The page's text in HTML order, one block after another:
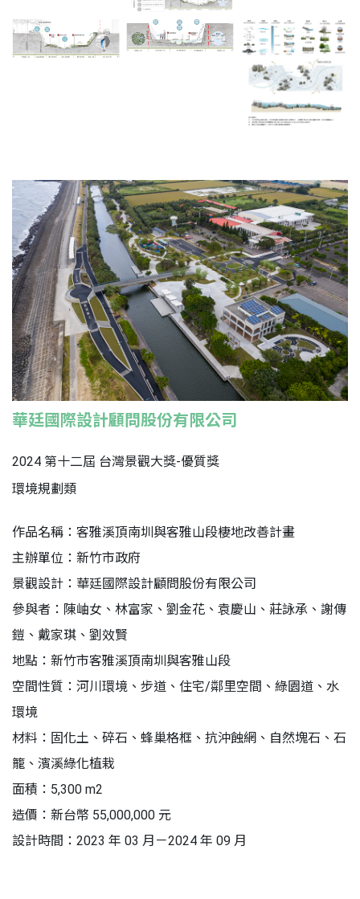
華廷國際設計顧問股份有限公司
2024 第十二屆 台灣景觀大獎-優質獎
環境規劃類
作品名稱：客雅溪頂南圳與客雅山段棲地改善計畫
主辦單位：新竹市政府
景觀設計：華廷國際設計顧問股份有限公司
參與者：陳岫女、林富家、劉金花、袁慶山、莊詠承、謝傳
鎧、戴家琪、劉效賢
地點：新竹市客雅溪頂南圳與客雅山段
空間性質：河川環境、步道、住宅/鄰里空間、綠園道、水
環境
材料：固化土、碎石、蜂巢格框、抗沖蝕網、自然塊石、石
籠、濱溪綠化植栽
面積：5,300 m2
造價：新台幣 55,000,000 元
設計時間：2023 年 03 月－2024 年 09 月